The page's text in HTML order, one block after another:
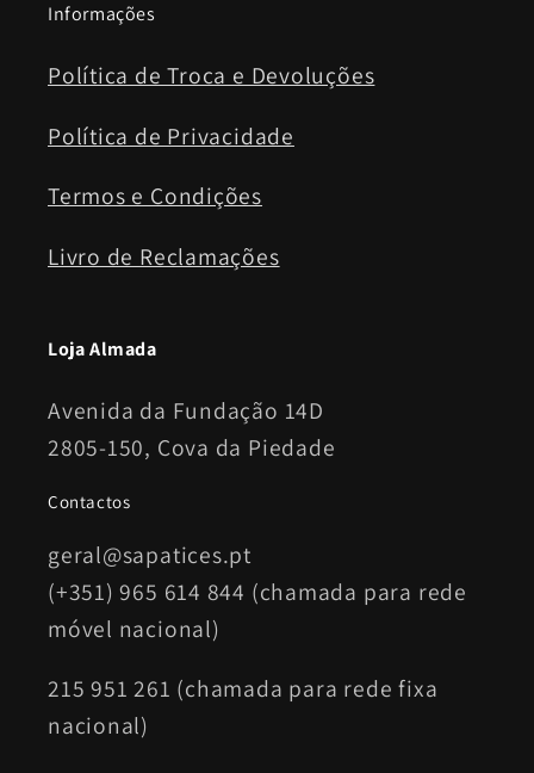
Informações
Política de Troca e Devoluções
Política de Privacidade
Termos e Condições
Livro de Reclamações
Loja Almada
Avenida da Fundação 14D
2805-150, Cova da Piedade
Contactos
geral@sapatices.pt
(+351) 965 614 844 (chamada para rede
móvel nacional)
215 951 261 (chamada para rede fixa
nacional)